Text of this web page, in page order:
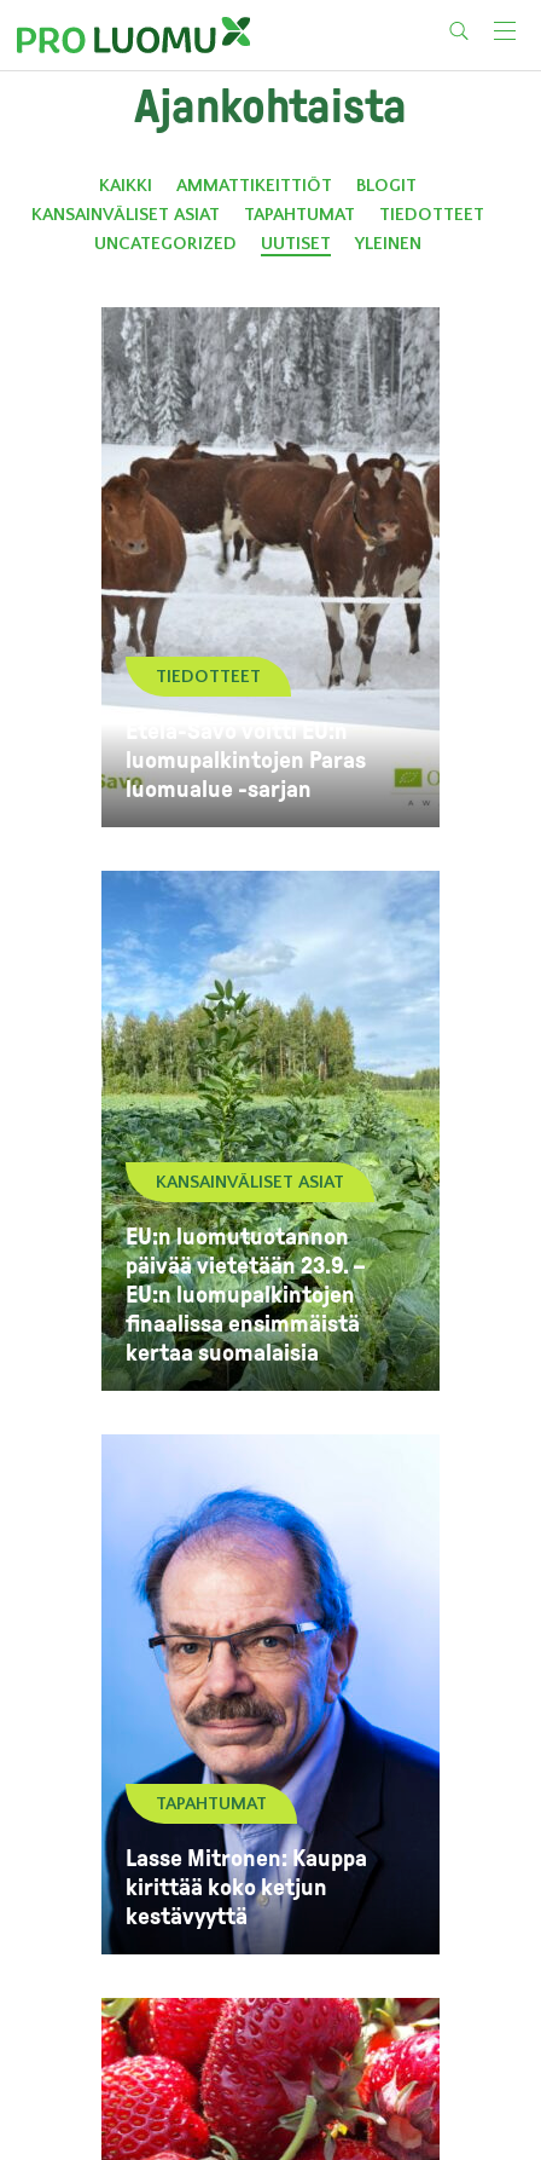
Ajankohtaista
KAIKKI AMMATTIKEITTIÖT
BLOGIT
KANSAINVÄLISET ASIAT
TAPAHTUMAT
TIEDOTTEET
UNCATEGORIZED
UUTISET YLEINEN
TIEDOTTEET
Etelä-Savo voitti EU:n
luomupalkintojen Paras
luomualue -sarjan
KANSAINVÄLISET ASIAT
EU:n luomutuotannon
päivää vietetään 23.9. –
EU:n luomupalkintojen
finaalissa ensimmäistä
kertaa suomalaisia
TAPAHTUMAT
Lasse Mitronen: Kauppa
kirittää koko ketjun
kestävyyttä